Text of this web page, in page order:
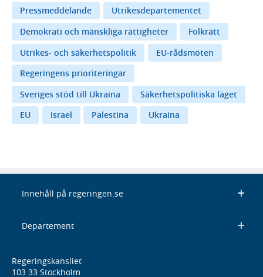
Pressmeddelande
Utrikesdepartementet
Demokrati och mänskliga rättigheter
Folkrätt
Utrikes- och säkerhetspolitik
EU-rådsmöten
Regeringens prioriteringar
Sveriges stöd till Ukraina
Säkerhetspolitiska läget
EU
Israel Palestina Ukraina
Innehåll på regeringen.se
Departement
Regeringskansliet
103 33 Stockholm